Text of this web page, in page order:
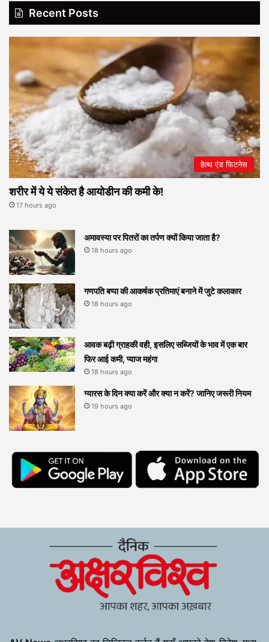
Recent Posts
हेल्थ एंड फिटनेस
शरीर में ये ये संकेत है आयोडीन की कमी के!
17 hours ago
अमावस्या पर पितरों का तर्पण क्यों किया जाता है?
18 hours ago
गणपति बप्पा की आकर्षक प्रतिमाएं बनाने में जुटे कलाकार
18 hours ago
आवक बढ़ी ग्राहकी वही, इसलिए सब्जियों के भाव में एक बार
फिर आई कमी, प्याज महंगा
18 hours ago
ग्यारस के दिन क्या करें और क्या न करें? जानिए जरूरी नियम
19 hours ago